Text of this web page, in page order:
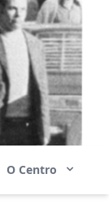
O Centro